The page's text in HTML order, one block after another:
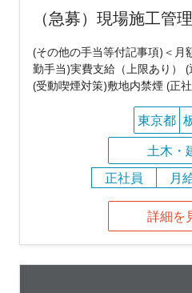
（急募）現場施工管
(その他の手当等付記事項)＜月
勤手当)実費支給（上限あり）
(受動喫煙対策)敷地内禁煙 (正
東京都
土木・
正社員
月
詳細を